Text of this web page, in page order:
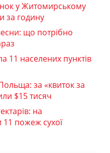
у Житомирському
за годину
що потрібно
11 населених пунктів
за «квиток за
$15 тисяч
на
пожеж сухої